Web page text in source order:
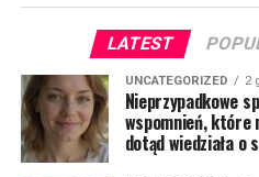
LATEST
UNCATEGORIZED 2
Nieprzypadkowe
wspomnień, które
dotąd wiedziała o